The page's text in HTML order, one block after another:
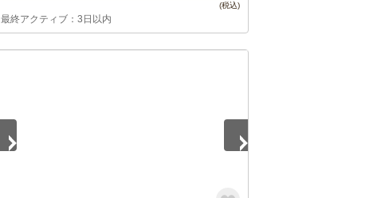
最終アクティブ：3日以内